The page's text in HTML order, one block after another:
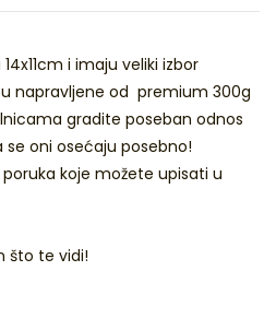
i imaju veliki izbor
napravljene od premium 300g
gradite poseban odnos
oni osećaju posebno!
koje možete upisati u
što te vidi!